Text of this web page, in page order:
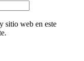
sitio web en este